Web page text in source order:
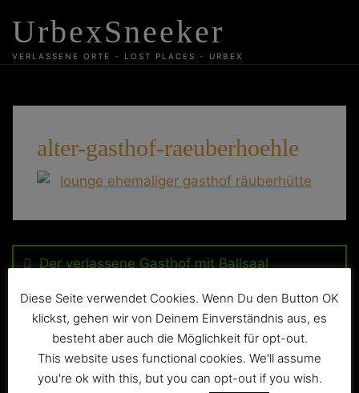
content
UrbexSneeker
VERLASSENE ORTE - LOST PLACES - URBEX
alter-gasthof-raeuberhoehle
Der verlassene Gasthof mit Ballsaal
Diese Seite verwendet Cookies. Wenn Du den Button OK
klickst, gehen wir von Deinem Einverständnis aus, es
besteht aber auch die Möglichkeit für opt-out.
This website uses functional cookies. We'll assume
you're ok with this, but you can opt-out if you wish.